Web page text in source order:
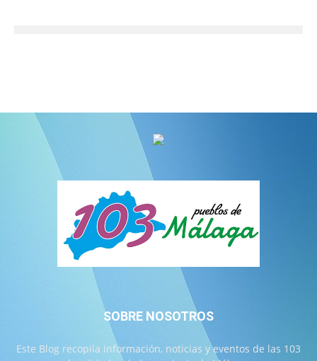
SOBRE NOSOTROS
Este Blog recopila información, noticias y eventos de las 103